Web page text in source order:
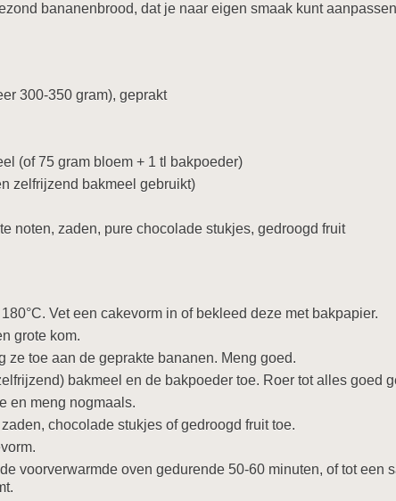
bananenbrood, dat je naar eigen smaak kunt
300-350 gram), geprakt
(of 75 gram bloem + 1 tl bakpoeder)
zelfrijzend bakmeel gebruikt)
noten, zaden, pure chocolade stukjes, gedroogd fruit
Vet een cakevorm in of bekleed deze met bakpapier.
grote kom.
ze toe aan de geprakte bananen. Meng goed.
bakmeel en de bakpoeder toe. Roer tot alles goed
en meng nogmaals.
chocolade stukjes of gedroogd fruit toe.
voorverwarmde oven gedurende 50-60 minuten, of tot een